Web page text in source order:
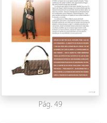
Pág. 49